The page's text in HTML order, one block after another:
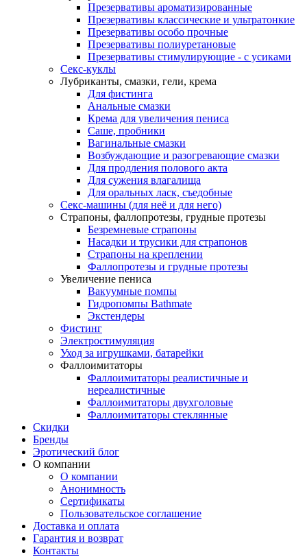
Презервативы ароматизированные
Презервативы классические и ультратонкие
Презервативы особо прочные
Презервативы полиуретановые
Презервативы стимулирующие - с усиками
Секс-куклы
Лубриканты, смазки, гели, крема
Для фистинга
Анальные смазки
Крема для увеличения пениса
Саше, пробники
Вагинальные смазки
Возбуждающие и разогревающие смазки
Для продления полового акта
Для сужения влагалища
Для оральных ласк, съедобные
Секс-машины (для неё и для него)
Страпоны, фаллопротезы, грудные протезы
Безремневые страпоны
Насадки и трусики для страпонов
Страпоны на креплении
Фаллопротезы и грудные протезы
Увеличение пениса
Вакуумные помпы
Гидропомпы Bathmate
Экстендеры
Фистинг
Электростимуляция
Уход за игрушками, батарейки
Фаллоимитаторы
Фаллоимитаторы реалистичные и
нереалистичные
Фаллоимитаторы двухголовые
Фаллоимитаторы стеклянные
Скидки
Бренды
Эротический блог
О компании
О компании
Анонимность
Сертификаты
Пользовательское соглашение
Доставка и оплата
Гарантия и возврат
Контакты